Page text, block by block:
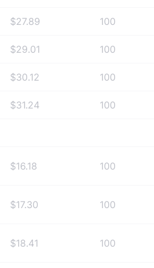
$27.89 100
$29.01 100
$30.12 100
$31.24 100
$16.18 100
$17.30 100
$18.41 100